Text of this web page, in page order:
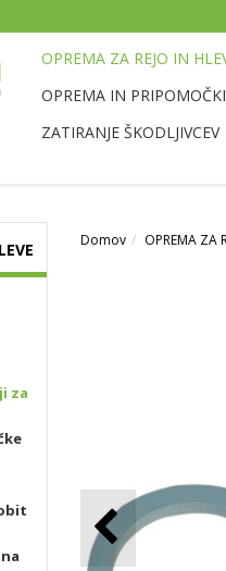
OPREMA ZA REJO IN
OPREMA IN
ZATIRANJE ŠKODLJIVCEV
za
Domov OPREMA ZA